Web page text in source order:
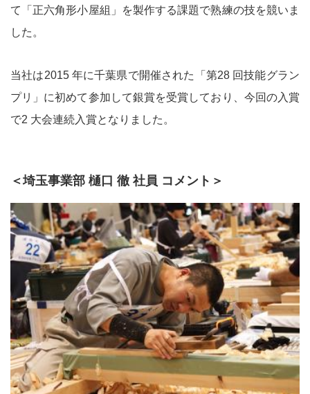
て「正六角形小屋組」を製作する課題で熟練の技を競いま
した。
当社は2015 年に千葉県で開催された「第28 回技能グラン
プリ」に初めて参加して銀賞を受賞しており、今回の入賞
で2 大会連続入賞となりました。
＜埼玉事業部 樋口 徹 社員 コメント＞